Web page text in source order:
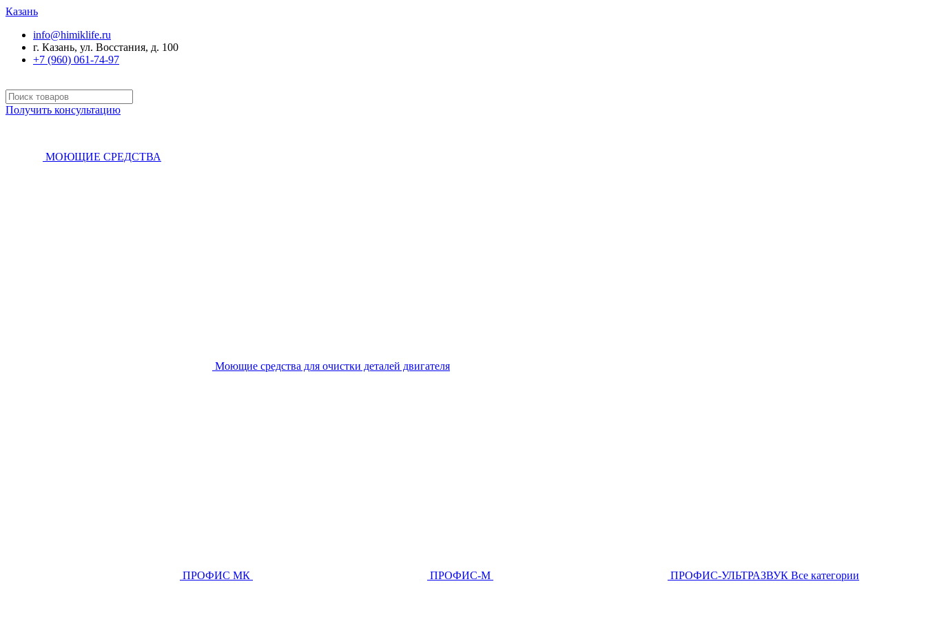
Казань
info@himiklife.ru
г. Казань, ул. Восстания, д. 100
+7 (960) 061-74-97
Получить консультацию
МОЮЩИЕ СРЕДСТВА
Моющие средства для очистки деталей двигателя
ПРОФИС МК ПРОФИС-М ПРОФИС-УЛЬТРАЗВУК Все категории